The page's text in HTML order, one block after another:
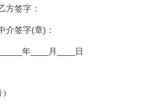
方签字：
介签字(章)：
年____月____日